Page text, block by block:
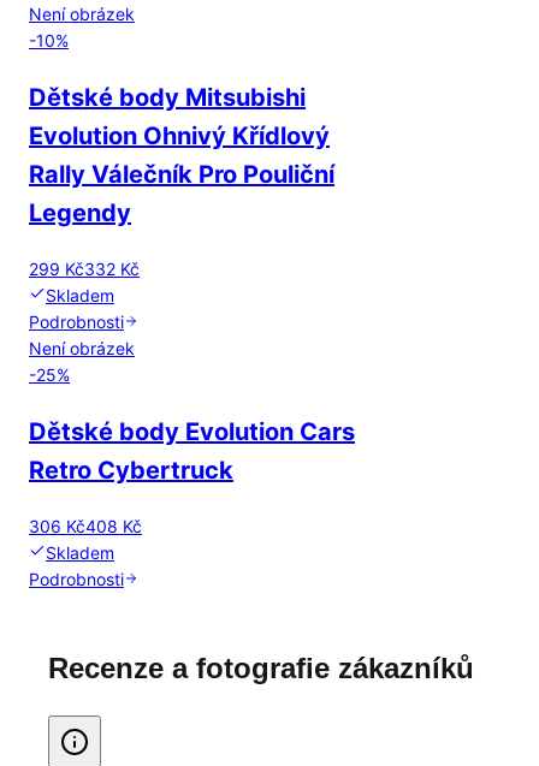
Není obrázek
-10%
Dětské body Mitsubishi
Evolution Ohnivý Křídlový
Rally Válečník Pro Pouliční
Legendy
299 Kč332 Kč
Skladem
Podrobnosti
Není obrázek
-25%
Dětské body Evolution Cars
Retro Cybertruck
306 Kč408 Kč
Skladem
Podrobnosti
Recenze a fotografie zákazníků